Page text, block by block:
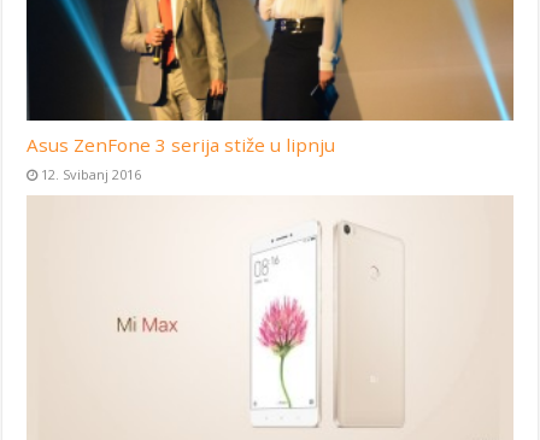
Asus ZenFone 3 serija stiže u lipnju
12. Svibanj 2016